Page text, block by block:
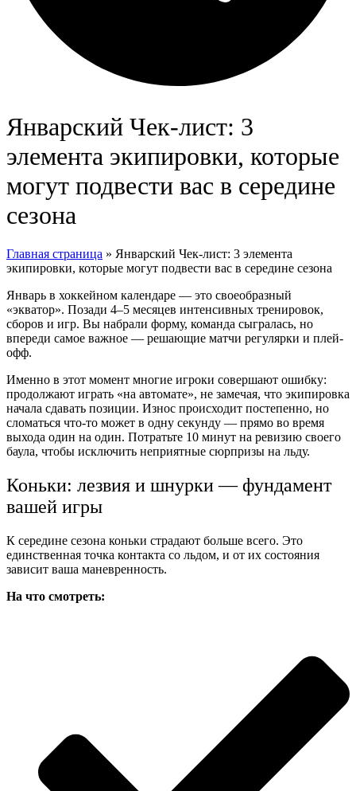
Январский Чек-лист: 3
элемента экипировки, которые
могут подвести вас в середине
сезона
Главная страница » Январский Чек-лист: 3 элемента
экипировки, которые могут подвести вас в середине сезона
Январь в хоккейном календаре — это своеобразный
«экватор». Позади 4–5 месяцев интенсивных тренировок,
сборов и игр. Вы набрали форму, команда сыгралась, но
впереди самое важное — решающие матчи регулярки и плей-
офф.
Именно в этот момент многие игроки совершают ошибку:
продолжают играть «на автомате», не замечая, что экипировка
начала сдавать позиции. Износ происходит постепенно, но
сломаться что-то может в одну секунду — прямо во время
выхода один на один. Потратьте 10 минут на ревизию своего
баула, чтобы исключить неприятные сюрпризы на льду.
Коньки: лезвия и шнурки — фундамент
вашей игры
К середине сезона коньки страдают больше всего. Это
единственная точка контакта со льдом, и от их состояния
зависит ваша маневренность.
На что смотреть: